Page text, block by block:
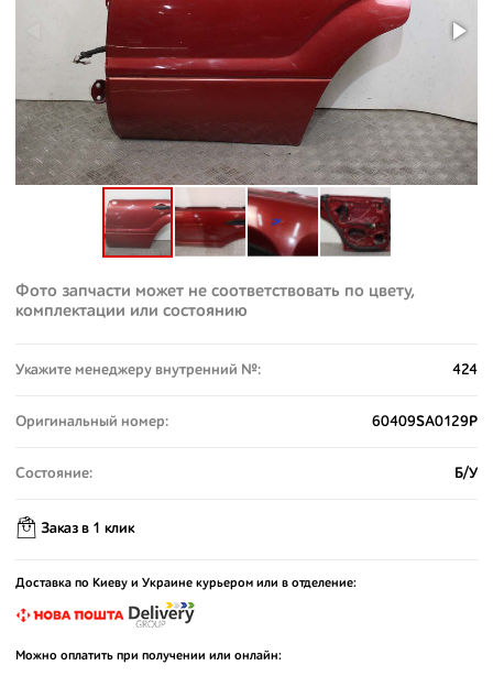
Фото запчасти может не соответствовать по цвету,
комплектации или состоянию
Укажите менеджеру внутренний №: 424
Оригинальный номер: 60409SA0129P
Состояние: Б/У
Заказ в 1 клик
Доставка по Киеву и Украине курьером или в отделение:
Можно оплатить при получении или онлайн: